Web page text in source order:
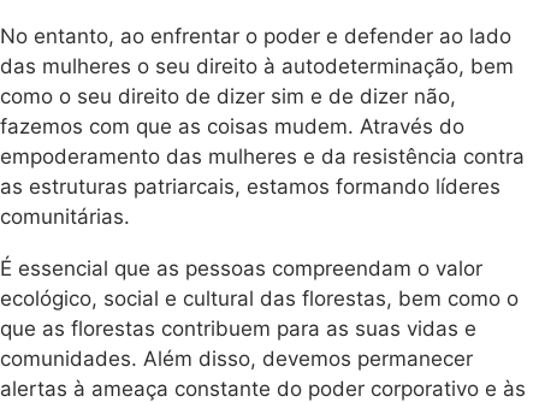
No entanto, ao enfrentar o poder e defender ao lado
das mulheres o seu direito à autodeterminação, bem
como o seu direito de dizer sim e de dizer não,
fazemos com que as coisas mudem. Através do
empoderamento das mulheres e da resistência contra
as estruturas patriarcais, estamos formando líderes
comunitárias.
É essencial que as pessoas compreendam o valor
ecológico, social e cultural das florestas, bem como o
que as florestas contribuem para as suas vidas e
comunidades. Além disso, devemos permanecer
alertas à ameaça constante do poder corporativo e às